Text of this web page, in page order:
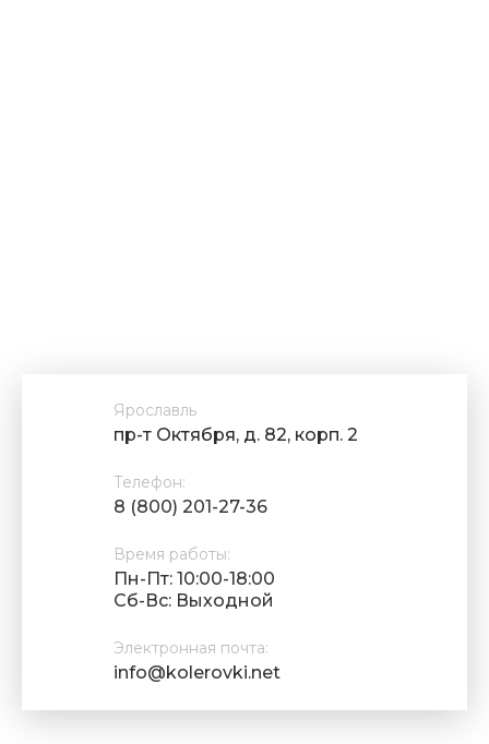
Ярославль
пр-т Октября, д. 82, корп. 2
Телефон:
8 (800) 201-27-36
Время работы:
Пн-Пт: 10:00-18:00
Cб-Вс: Выходной
Электронная почта:
info@kolerovki.net